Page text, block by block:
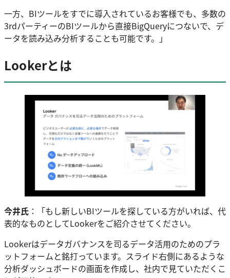
一方、BIツールをすでに導入されているお客様でも、多数の
3rdパーティーのBIツールから直接BigQueryにつないで、デ
ータを読み込み分析することも可能です。」
Lookerとは
今井氏 ：「もし新しいBIツールを探している方がいれば、代
表的なものとしてLookerをご紹介させてください。
Lookerはデータガバナンスを司るデータ活用のためのプラ
ットフォームと銘打っています。スライド右側にあるような
分析ダッシュボードの画面を作成し、社内で見ていただくこ